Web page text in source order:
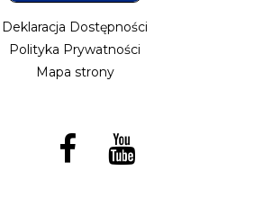
Deklaracja Dostępności
Polityka Prywatności
Mapa strony